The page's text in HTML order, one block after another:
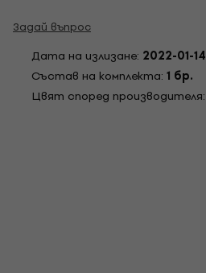
Задай въпрос
Дата на излизане: 2022-01-14
Състав на комплекта: 1 бр.
Цвят според производителя: